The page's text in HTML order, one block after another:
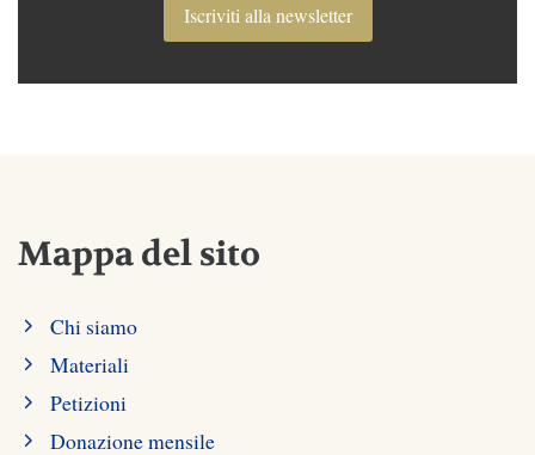
Iscriviti alla newsletter
Mappa del sito
Chi siamo
Materiali
Petizioni
Donazione mensile